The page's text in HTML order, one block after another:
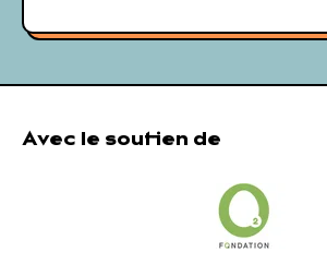
Avec le soutien de